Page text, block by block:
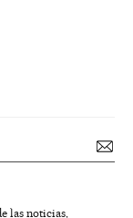
las noticias,